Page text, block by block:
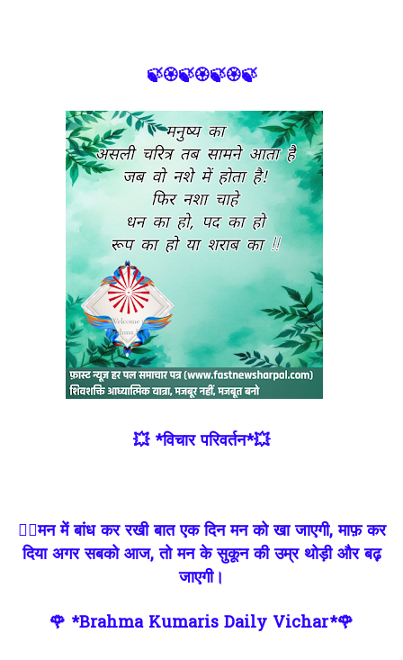
🍃🏵🍃🏵🍃🏵🍃
💥 *विचार परिवर्तन*💥
✍🏻मन में बांध कर रखी बात एक दिन मन को खा जाएगी, माफ़ कर
दिया अगर सबको आज, तो मन के सुकून की उम्र थोड़ी और बढ़़
जाएगी।
🌹 *Brahma Kumaris Daily Vichar*🌹